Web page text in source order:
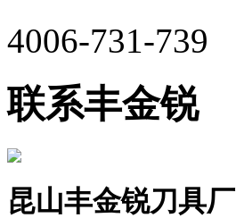
4006-731-739
联系丰金锐
昆山丰金锐刀具厂